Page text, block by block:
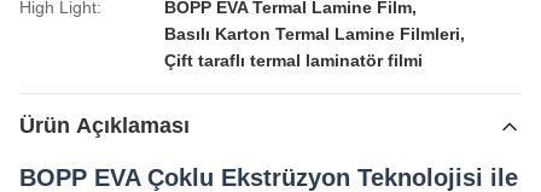
High Light:
BOPP EVA Termal Lamine Film,
Basılı Karton Termal Lamine Filmleri,
Çift taraflı termal laminatör filmi
Ürün Açıklaması
BOPP EVA Çoklu Ekstrüzyon Teknolojisi ile